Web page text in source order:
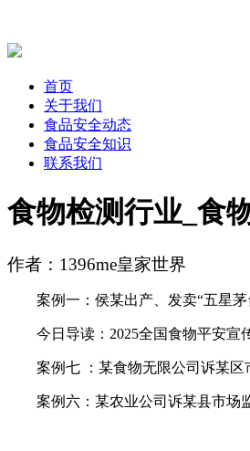
首页
关于我们
食品安全动态
食品安全知识
联系我们
食物检测行业_食
作者：1396me皇家世界
案例一：侯某出产、发卖“五星茅
今日导读：2025全国食物平安宣传
案例七 ：某食物无限公司诉某区
案例六：某农业公司诉某县市场